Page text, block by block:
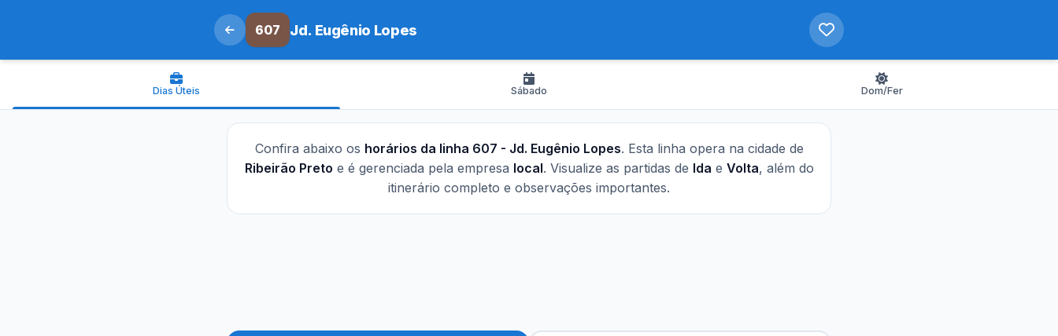
607 Jd. Eugênio Lopes
Dias Úteis Sábado Dom/Fer
Confira abaixo os horários da linha 607 - Jd. Eugênio Lopes. Esta linha opera na cidade de
Ribeirão Preto e é gerenciada pela empresa local. Visualize as partidas de Ida e Volta, além do
itinerário completo e observações importantes.